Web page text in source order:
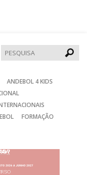
ANDEBOL 4 KIDS
FORMAÇÃO